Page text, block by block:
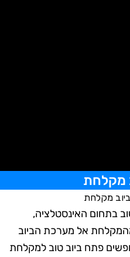
מקלחת
האינסטלציה,
אל מערכת הביוב
פתח ביוב טוב למקלחת